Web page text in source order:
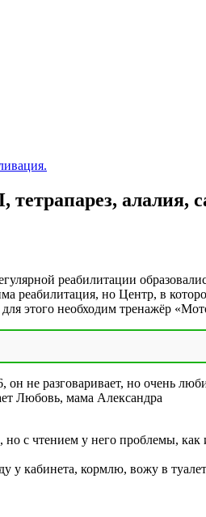
алалия,
реабилитации
реабилитация, но Центр, в
этого необходим тренажёр
не разговаривает, но очень
Любовь, мама Александра
но с чтением у него проблемы,
кормлю, вожу в туалет.